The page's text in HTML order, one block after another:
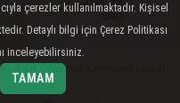
Balık Gölü'nde kameraya takıldı
çerezler kullanılmaktadır. Kişisel
Detaylı bilgi için Çerez Politikası
inceleyebilirsiniz.
TAMAM